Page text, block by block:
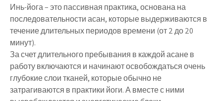
Инь-йога – это пассивная практика, основана на
последовательности асан, которые выдерживаются в
течение длительных периодов времени (от 2 до 20
минут).
За счет длительного пребывания в каждой асане в
работу включаются и начинают освобождаться очень
глубокие слои тканей, которые обычно не
затрагиваются в практики йоги. А вместе с ними